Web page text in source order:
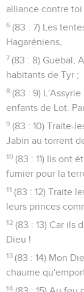
alliance contre toi
6 (83 : 7) Les
Hagaréniens,
7 (83 : 8) Guebal,
habitants de Tyr ;
8 (83 : 9)
enfants de Lot.
9 (83 : 10) Traite-
Jabin au torrent
10 (83 : 11) Ils ont
fumier pour la
11 (83 : 12) Traite
leurs princes
12 (83 : 13) Car ils
Dieu !
13 (83 : 14) Mon
chaume
14